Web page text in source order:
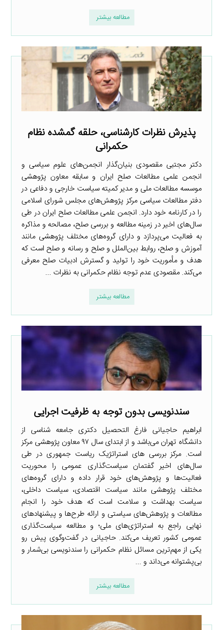
مطالعه بیشتر
پذیرش نظرات کارشناسی، حلقه گمشده نظام
حکمرانی
دکتر مجتبی مقصودی بنیان‌گذار انجمن‌های علوم سیاسی و
انجمن علمی مطالعات صلح ایران و سابقه معاون پژوهشی
موسسه مطالعات ملی و مدیر کمیته سیاست خارجی و دفاعی در
دفتر مطالعات سیاسی مرکز پژوهش‌های مجلس شورای اسلامی
را در کارنامه خود دارد. انجمن علمی مطالعات صلح ایران در طی
سال‌های اخیر در زمینه مطالعه و بررسی صلح، مصالحه و مذاکره
به فعالیت می‌پردازد و دارای گروه‌های مختلف پژوهشی مانند
آموزش و صلح، روابط بین‌الملل و صلح و رسانه و صلح است که
هدف و مأموریت خود را تولید و گسترش ادبیات صلح معرفی
می‌کند. مقصودی عدم توجه نظام حکمرانی به نظرات ...
مطالعه بیشتر
سندنویسی بدون توجه به ظرفیت اجرایی
ابراهیم حاجیانی فارغ التحصیل دکتری جامعه شناسی از
دانشگاه تهران می‌باشد و از ابتدای سال ۹۷ معاون پژوهشی مرکز
است. مرکز بررسی های استراتژیک ریاست جمهوری در طی
سال‌های اخیر گفتمان سیاست‌گذاری عمومی را محوریت
فعالیت‌ها و پژوهش‌های خود قرار داده و دارای گروه‌های
مختلف پژوهشی مانند سیاست اقتصادی، سیاست داخلی،
سیاست بهداشت و سلامت است که هدف خود را انجام
مطالعات و پژوهش‌های سیاستی و ارائه طرح‌ها و پیشنهادهای
نهایی راجع به استراتژی‌های ملی؛ و مطالعه سیاست‌گذاری
عمومی کشور تعریف می‌کند. حاجیانی در گفت‌وگوی پیش رو
یکی از مهم‌ترین مسائل نظام حکمرانی را سندنویسی بی‌شمار و
بی‌پشتوانه می‌داند و ...
مطالعه بیشتر